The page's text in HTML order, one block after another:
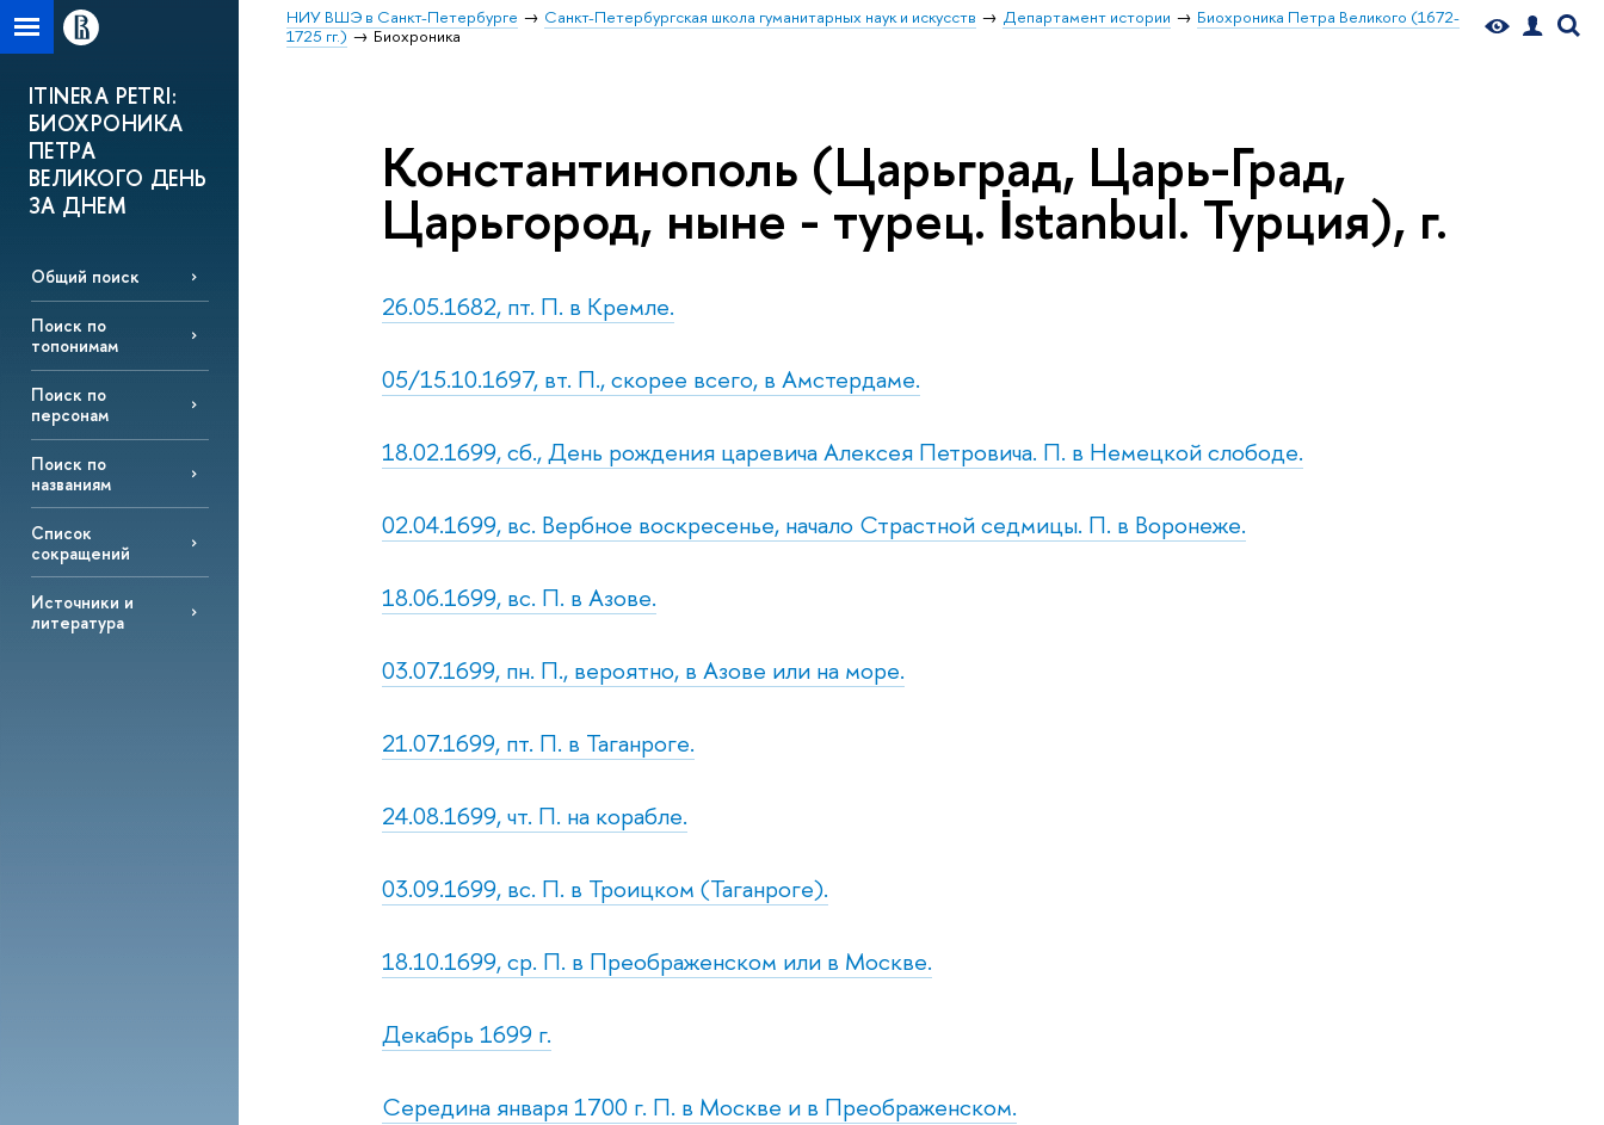
НИУ ВШЭ в Санкт-Петербурге Санкт-Петербургская школа гуманитарных наук и искусств Департамент истории
Биохроника Петра Великого (1672-
1725 гг.)
Биохроника
ITINERA PETRI:
БИОХРОНИКА
ПЕТРА
ВЕЛИКОГО ДЕНЬ
ЗА ДНЕМ
Общий поиск
Поиск по
топонимам
Поиск по
персонам
Поиск по
названиям
Список
сокращений
Источники и
литература
Константинополь (Царьград, Царь-Град,
Царьгород, ныне - турец. İstanbul. Турция), г.
26.05.1682, пт. П. в Кремле.
05/15.10.1697, вт. П., скорее всего, в Амстердаме.
18.02.1699, сб., День рождения царевича Алексея Петровича. П. в Немецкой слободе.
02.04.1699, вс. Вербное воскресенье, начало Страстной седмицы. П. в Воронеже.
18.06.1699, вс. П. в Азове.
03.07.1699, пн. П., вероятно, в Азове или на море.
21.07.1699, пт. П. в Таганроге.
24.08.1699, чт. П. на корабле.
03.09.1699, вс. П. в Троицком (Таганроге).
18.10.1699, ср. П. в Преображенском или в Москве.
Декабрь 1699 г.
Середина января 1700 г. П. в Москве и в Преображенском.